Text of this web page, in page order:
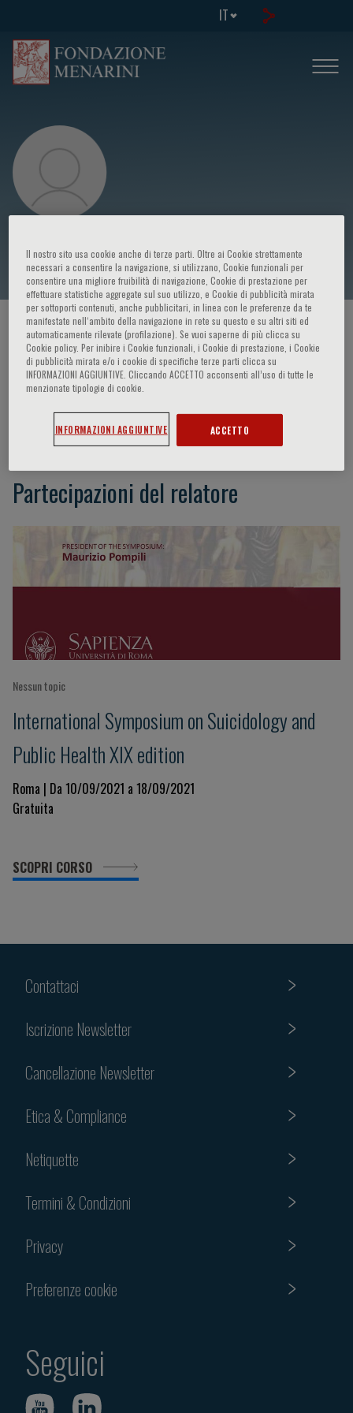
IT
Serafino De Giorgi
HOME PAGE / CORSI ED EVENTI / RELATORE
Serafino De Giorgi
Partecipazioni del relatore
Nessun topic
International Symposium on Suicidology and
Public Health XIX edition
Roma | Da 10/09/2021 a 18/09/2021
Gratuita
SCOPRI CORSO
Contattaci
Iscrizione Newsletter
Cancellazione Newsletter
Etica & Compliance
Netiquette
Termini & Condizioni
Privacy
Preferenze cookie
Seguici
Il nostro sito usa cookie anche di terze parti. Oltre ai Cookie strettamente
necessari a consentire la navigazione, si utilizzano, Cookie funzionali per
consentire una migliore fruibilità di navigazione, Cookie di prestazione per
effettuare statistiche aggregate sul suo utilizzo, e Cookie di pubblicità mirata
per sottoporti contenuti, anche pubblicitari, in linea con le preferenze da te
manifestate nell‘ambito della navigazione in rete su questo e su altri siti ed
automaticamente rilevate (profilazione). Se vuoi saperne di più clicca su
Cookie policy. Per inibire i Cookie funzionali, i Cookie di prestazione, i Cookie
di pubblicità mirata e/o i cookie di specifiche terze parti clicca su
INFORMAZIONI AGGIUNTIVE. Cliccando ACCETTO acconsenti all’uso di tutte le
menzionate tipologie di cookie.
INFORMAZIONI AGGIUNTIVE ACCETTO